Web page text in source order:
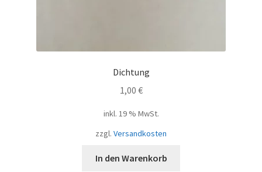
Dichtung
1,00 €
inkl. 19 % MwSt.
zzgl. Versandkosten
In den Warenkorb